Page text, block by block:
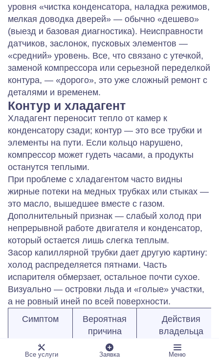
уровня «чистка конденсатора, наладка режимов,
мелкая доводка дверей» — обычно «дешево»
(выезд и базовая диагностика). Неисправности
датчиков, заслонок, пусковых элементов —
«средний» уровень. Все, что связано с утечкой,
заменой компрессора или серьезной переделкой
контура, — «дорого», это уже сложный ремонт с
деталями и временем.
Контур и хладагент
Хладагент переносит тепло от камер к
конденсатору сзади; контур — это все трубки и
элементы на пути. Если кольцо нарушено,
компрессор может гудеть часами, а продукты
останутся теплыми.
При проблеме с хладагентом часто видны
жирные потеки на медных трубках или стыках —
это масло, вышедшее вместе с газом.
Дополнительный признак — слабый холод при
непрерывной работе двигателя и конденсатор,
который остается лишь слегка теплым.
Засор капиллярной трубки дает другую картину:
холод распределяется пятнами. Часть
испарителя обмерзает, остальное почти сухое.
Визуально — островки льда и «голые» участки,
а не ровный иней по всей поверхности.
Симптом
Вероятная
причина
Действия
владельца
Жирные
Выход
Не вытирать
Все услуги Заявка Меню